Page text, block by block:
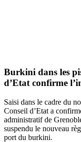
Burkini dans les
d’Etat confirme
Saisi dans le cadre du
Conseil d’Etat a
administratif de
suspendu le nouveau
port du burkini.